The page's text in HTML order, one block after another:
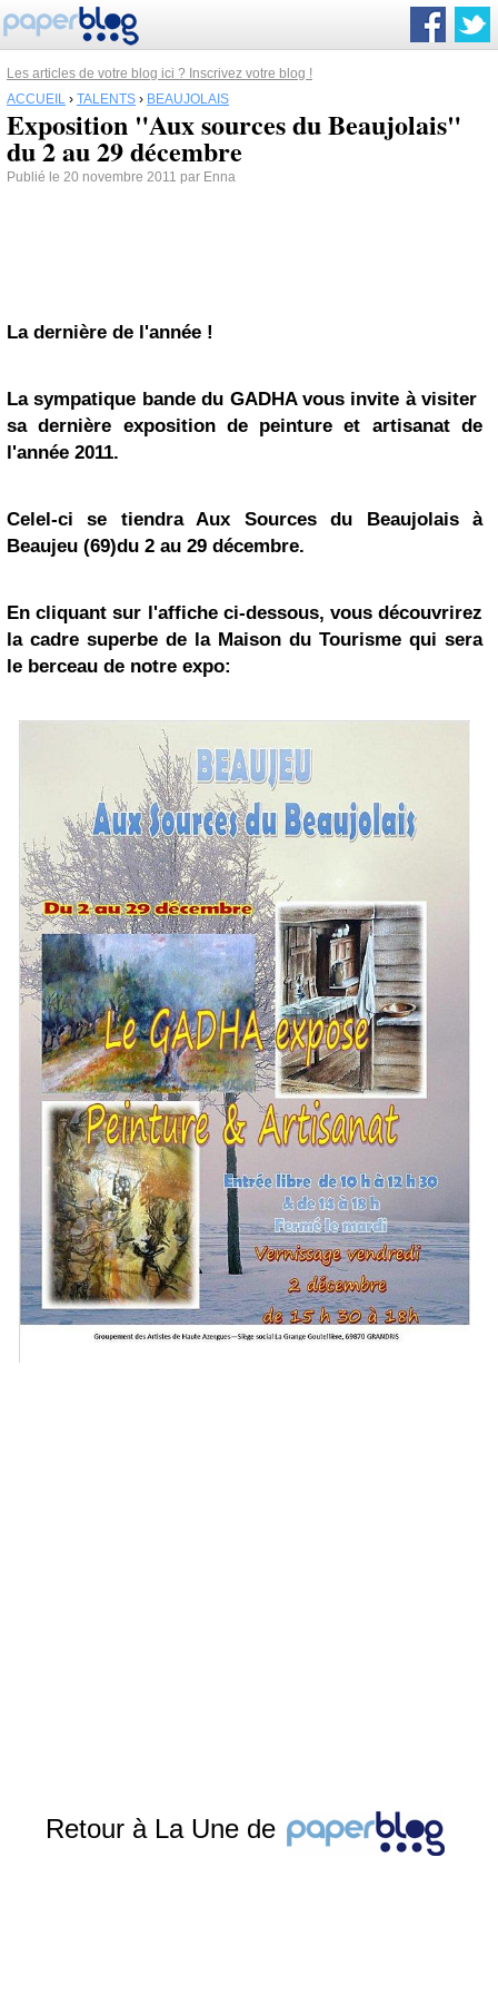
Les articles de votre blog ici ? Inscrivez votre blog !
ACCUEIL › TALENTS › BEAUJOLAIS
Exposition "Aux sources du Beaujolais"
du 2 au 29 décembre
Publié le 20 novembre 2011 par Enna
La dernière de l'année !
La sympatique bande du GADHA vous invite à visiter
sa dernière exposition de peinture et artisanat de
l'année 2011.
Celel-ci se tiendra Aux Sources du Beaujolaisà
Beaujeu (69)du 2 au 29 décembre.
En cliquant sur l'affiche ci-dessous, vous découvrirez
la cadre superbe de la Maison du Tourisme qui sera
le berceau de notre expo:
Retour à La Une de